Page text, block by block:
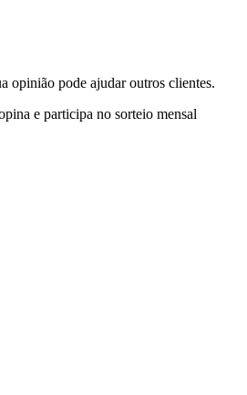
opinião pode ajudar outros clientes.
e participa no sorteio mensal